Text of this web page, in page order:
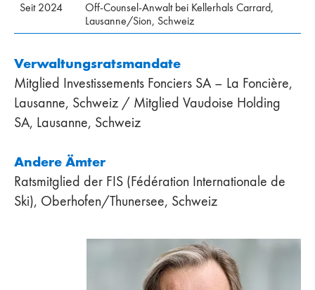
Seit 2024
Off-Counsel-Anwalt bei Kellerhals Carrard,
Lausanne/Sion, Schweiz
Verwaltungsratsmandate
Mitglied Investissements Fonciers SA – La Foncière,
Lausanne, Schweiz / Mitglied Vaudoise Holding
SA, Lausanne, Schweiz
Andere Ämter
Ratsmitglied der FIS (Fédération Internationale de
Ski), Oberhofen/Thunersee, Schweiz